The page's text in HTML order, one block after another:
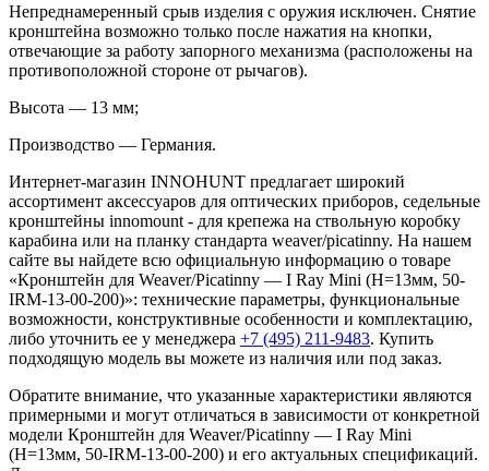
Непреднамеренный срыв изделия с оружия исключен. Снятие
кронштейна возможно только после нажатия на кнопки,
отвечающие за работу запорного механизма (расположены на
противоположной стороне от рычагов).
Высота — 13 мм;
Производство — Германия.
Интернет-магазин INNOHUNT предлагает широкий
ассортимент аксессуаров для оптических приборов, седельные
кронштейны innomount - для крепежа на ствольную коробку
карабина или на планку стандарта weaver/picatinny. На нашем
сайте вы найдете всю официальную информацию о товаре
«Кронштейн для Weaver/Picatinny — I Ray Mini (H=13мм, 50-
IRM-13-00-200)»: технические параметры, функциональные
возможности, конструктивные особенности и комплектацию,
либо уточнить ее у менеджера +7 (495) 211-9483. Купить
подходящую модель вы можете из наличия или под заказ.
Обратите внимание, что указанные характеристики являются
примерными и могут отличаться в зависимости от конкретной
модели Кронштейн для Weaver/Picatinny — I Ray Mini
(H=13мм, 50-IRM-13-00-200) и его актуальных спецификаций.